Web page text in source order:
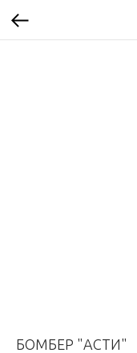
БОМБЕР "АСТИ"